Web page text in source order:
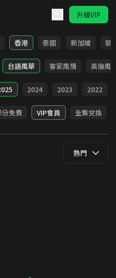
升級VIP
香港 泰國 新加坡 歐
台語風華 客家風情 英倫風
2024 2023 2022
分免費 VIP會員 全集兌換
熱門